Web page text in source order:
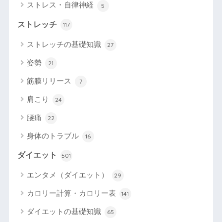
ストレス・自律神経 5
ストレッチ 117
ストレッチの基礎知識 27
姿勢 21
筋膜リリース 7
肩こり 24
腰痛 22
身体のトラブル 16
ダイエット 501
エンタメ（ダイエット） 29
カロリー計算・カロリー表 141
ダイエットの基礎知識 65